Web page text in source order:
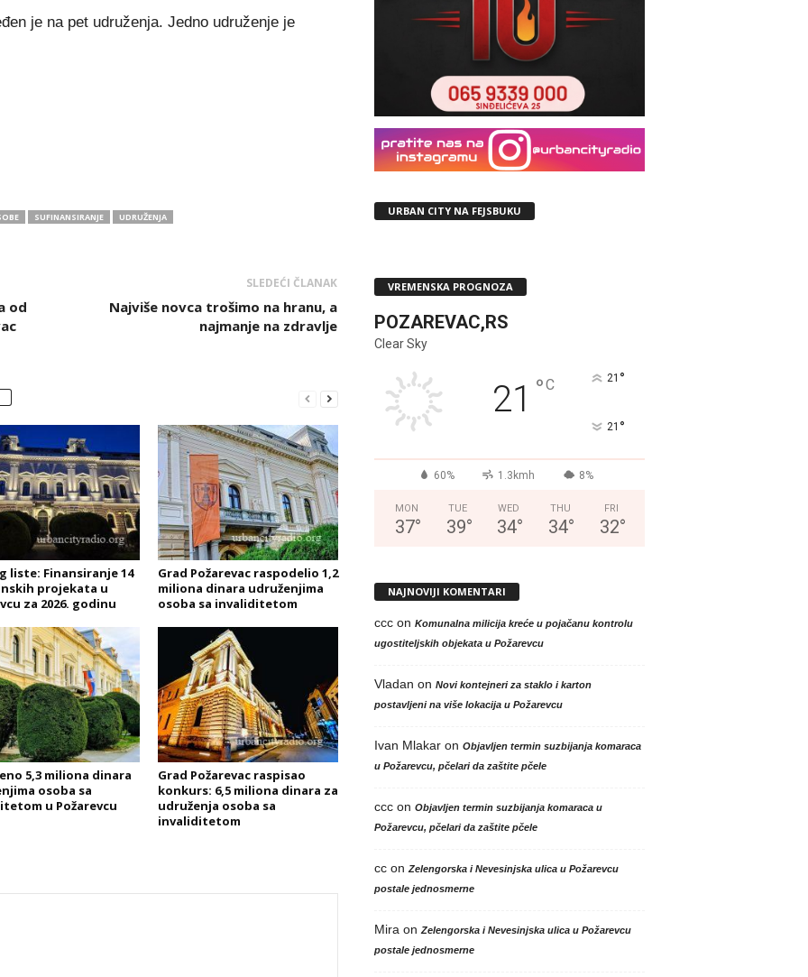
je na pet udruženja. Jedno udruženje je
SUFINANSIRANJE UDRUŽENJA
od
SLEDEĆI ČLANAK
Najviše novca trošimo na hranu, a
najmanje na zdravlje
liste: Finansiranje 14
projekata u
za 2026. godinu
Grad Požarevac raspodelio 1,2
miliona dinara udruženjima
osoba sa invaliditetom
5,3 miliona dinara
osoba sa
u Požarevcu
Grad Požarevac raspisao
konkurs: 6,5 miliona dinara za
udruženja osoba sa
invaliditetom
URBAN CITY NA FEJSBUKU
VREMENSKA PROGNOZA
POZAREVAC,RS
Clear Sky
21 °C 21 °
21 °
60% 1.3kmh 8%
MON
37°
TUE
39°
WED
34°
THU
34°
FRI
32°
NAJNOVIJI KOMENTARI
cccon Komunalna milicija kreće u pojačanu kontrolu
ugostiteljskih objekata u Požarevcu
Vladan on Novi kontejneri za staklo i karton
postavljeni na više lokacija u Požarevcu
Ivan Mlakaron Objavljen termin suzbijanja komaraca
u Požarevcu, pčelari da zaštite pčele
cccon Objavljen termin suzbijanja komaraca u
Požarevcu, pčelari da zaštite pčele
ccon Zelengorska i Nevesinjska ulica u Požarevcu
postale jednosmerne
Mira on Zelengorska i Nevesinjska ulica u Požarevcu
postale jednosmerne